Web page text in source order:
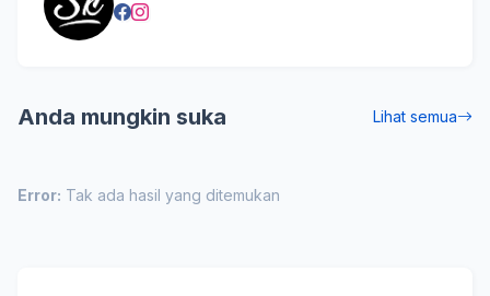
Anda mungkin suka Lihat semua
Error: Tak ada hasil yang ditemukan